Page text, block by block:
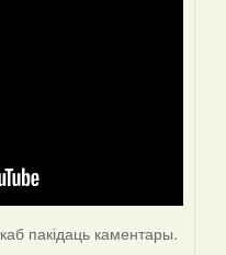
каб пакідаць каментары.